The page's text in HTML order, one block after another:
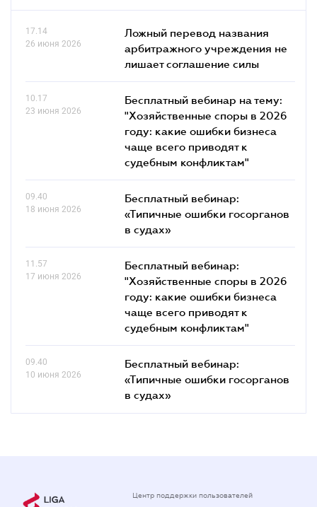
17.14
26 июня 2026
Ложный перевод названия
арбитражного учреждения не
лишает соглашение силы
10.17
23 июня 2026
Бесплатный вебинар на тему:
"Хозяйственные споры в 2026
году: какие ошибки бизнеса
чаще всего приводят к
судебным конфликтам"
09.40
18 июня 2026
Бесплатный вебинар:
«Типичные ошибки госорганов
в судах»
11.57
17 июня 2026
Бесплатный вебинар:
"Хозяйственные споры в 2026
году: какие ошибки бизнеса
чаще всего приводят к
судебным конфликтам"
09.40
10 июня 2026
Бесплатный вебинар:
«Типичные ошибки госорганов
в судах»
Центр поддержки пользователей